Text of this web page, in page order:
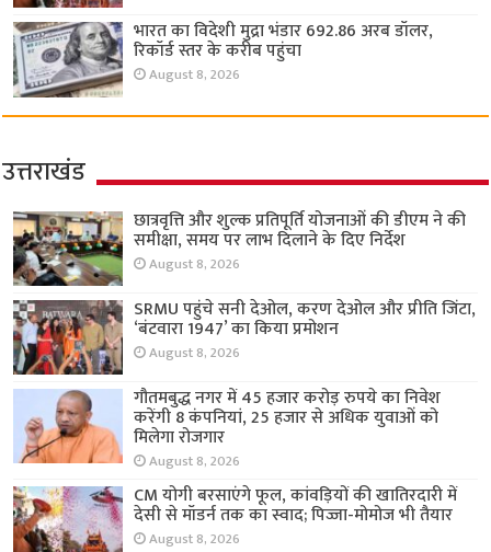
भारत का विदेशी मुद्रा भंडार 692.86 अरब डॉलर,
रिकॉर्ड स्तर के करीब पहुंचा
August 8, 2026
उत्तराखंड
छात्रवृत्ति और शुल्क प्रतिपूर्ति योजनाओं की डीएम ने की
समीक्षा, समय पर लाभ दिलाने के दिए निर्देश
August 8, 2026
SRMU पहुंचे सनी देओल, करण देओल और प्रीति जिंटा,
‘बंटवारा 1947’ का किया प्रमोशन
August 8, 2026
गौतमबुद्ध नगर में 45 हजार करोड़ रुपये का निवेश
करेंगी 8 कंपनियां, 25 हजार से अधिक युवाओं को
मिलेगा रोजगार
August 8, 2026
CM योगी बरसाएंगे फूल, कांवड़ियों की खातिरदारी में
देसी से मॉडर्न तक का स्वाद; पिज्जा-मोमोज भी तैयार
August 8, 2026